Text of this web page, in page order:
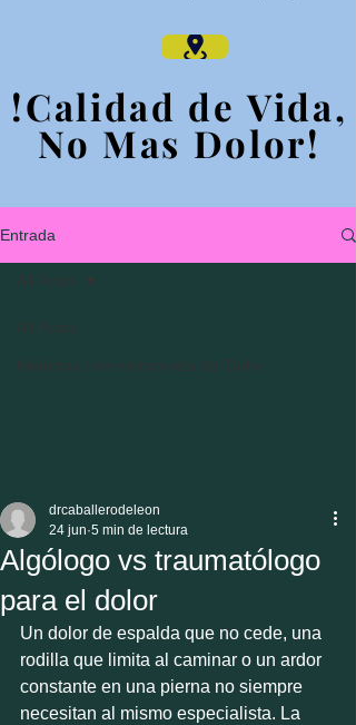
!Calidad de Vida,
No Mas Dolor!
!Calidad de Vida,
No Mas Dolor!
Entrada
All Posts
Medicina Intervencionista del Dolor
All Posts
Algólogo vs traumatólogo
para el dolor
drcaballerodeleon
24 jun 5 min de lectura
Un dolor de espalda que no cede, una
rodilla que limita al caminar o un ardor
constante en una pierna no siempre
necesitan al mismo especialista. La